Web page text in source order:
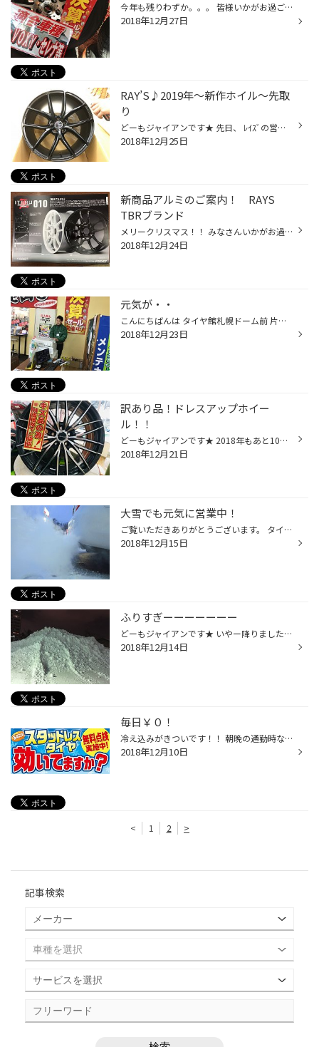
今年も残りわずか。。。 皆様いかがお過ごしでしょうか? 大決算SALEも残すところ１日です お買得ホイールSET 組込済み品！！(バランス調整済み) が 大変お買い得になっております★ サイズが合えばラッキー★★ 12/28(金)まで ※12月12日(水)より 毎週水曜日定休日となっておりますので お間違えのない...
2018年12月27日
RAY’S♪2019年～新作ホイル～先取
り
どーもジャイアンです★ 先日、 ﾚｲｽﾞの営業マン！が 2019年の新作ホイールをお披露目で 当店に持ってきてくれました！！！ HOMURA 2×5 TW の NEWカラー この『HOMURA』の ほりがとっても素敵です なんだか まだ、カタログにも載ってないとか。。 詳細は 店頭で！！ 詳しいスタッフいます！！ お待ち...
2018年12月25日
新商品アルミのご案内！ RAYS
TBRブランド
メリークリスマス！！ みなさんいかがお過ごしでしょうか？ 本日は RAYSさんから 新商品のご案内です。 商品は、TWO BROTHERS RACING「ITARU 010」 コンセプトはお値打ちの鋳造ホイールで、高価な鍛造ホイールに負けないくらいの 高強度と軽量性です。 持ってみましたが、鋳造とは感じさせない軽...
2018年12月24日
元気が・・
こんにちばんは タイヤ館札幌ドーム前 片山です。 どーも ジャイアンです ちょっと元気がない・・ 決算ということで・・ 掘り出し物があるかも 売れるといいね！ジャイアン！
2018年12月23日
訳あり品！ドレスアップホイー
ル！！
どーもジャイアンです★ 2018年もあと10日となりました！！ 当店も、倉庫整理や大掃除の準備をしています。 ホイール担当のぼくですが 掘り出し物ホイール大量に発見！！ 早速、特価で店内に展示しました！！ まずは ・アヌヴィアスネリッチ ホイールサイズ：19×8.5 5/114.3 38 適合車種：ヴェルファ...
2018年12月21日
大雪でも元気に営業中！
ご覧いただきありがとうございます。 タイヤ交換が落ち着いても年末にかけて当店は盛り上がっております！ この時期の名物車高上げ＆アライメント！ ワコーズレックス！ ドライブレコーダー取付！ などなど 毎日盛りだくさんで営業中です。 作業予約受付中です♪♪ 当店では只今バッテリー点検強化中...
2018年12月15日
ふりすぎーーーーーーー
どーもジャイアンです★ いやー降りましたね。 って、降りすぎですね！！！ 店長は本日 ２回、除雪してました。。。 玄関前は手作業で ゆうほうさんと、ハルがキレイにしてくれました★ ありがとうございます★ 明日も元気１２０％で営業しています★ 僕の車には 妖精さんがいるみたいです。笑
2018年12月14日
毎日￥０！
冷え込みがきついです！！ 朝晩の通勤時など運転には最新の注意を！！ スタッドレス効いてますか?? 無料診断いつでも受付中です。 残ミゾ、ゴムの硬さ 専門スタッフがしっかり点検致します。 店頭にいるスタッフまでお気兼ねなくお申し付けくださいませ！
2018年12月10日
< 1 2 >
記事検索